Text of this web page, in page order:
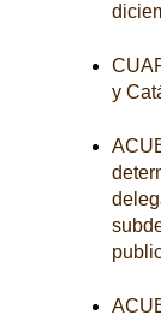
y